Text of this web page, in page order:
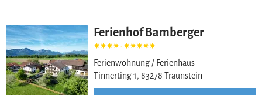
Ferienhof Bamberger
-
Ferienwohnung / Ferienhaus
Tinnerting 1, 83278 Traunstein